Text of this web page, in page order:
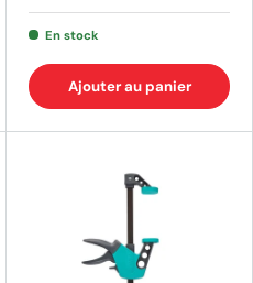
En stock
Ajouter au panier